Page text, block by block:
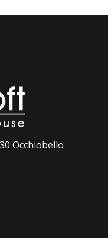
Occhiobello